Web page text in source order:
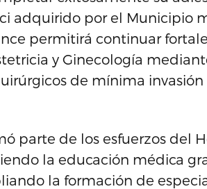
adquirido por el Municipio
permitirá continuar
y Ginecología
de mínima
parte de los esfuerzos del
la educación médica
la formación de